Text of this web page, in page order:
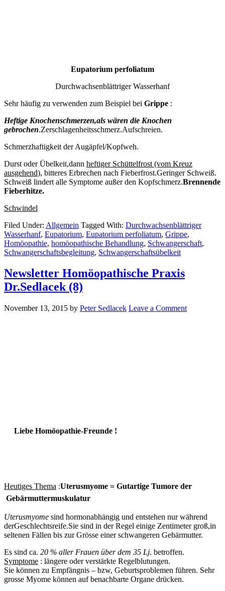
Eupatorium perfoliatum
Durchwachsenblättriger Wasserhanf
Sehr häufig zu verwenden zum Beispiel bei Grippe :
Heftige Knochenschmerzen,als wären die Knochen
gebrochen.Zerschlagenheitsschmerz.Aufschreien.
Schmerzhaftigkeit der Augäpfel/Kopfweh.
Durst oder Übelkeit,dann heftiger Schüttelfrost (vom Kreuz
ausgehend), bitteres Erbrechen nach Fieberfrost.Geringer Schweiß.
Schweiß lindert alle Symptome außer den Kopfschmerz.Brennende
Fieberhitze.
Schwindel
Filed Under: Allgemein Tagged With: Durchwachsenblättriger
Wasserhanf, Eupatorium, Eupatorium perfoliatum, Grippe,
Homöopathie, homöopathische Behandlung, Schwangerschaft,
Schwangerschaftsbegleitung, Schwangerschaftsübelkeit
Newsletter Homöopathische Praxis
Dr.Sedlacek (8)
November 13, 2015 by Peter Sedlacek Leave a Comment
Liebe Homöopathie-Freunde !
Heutiges Thema :Uterusmyome = Gutartige Tumore der
Gebärmuttermuskulatur
Uterusmyome sind hormonabhängig und entstehen nur während
derGeschlechtsreife.Sie sind in der Regel einige Zentimeter groß,in
seltenen Fällen bis zur Grösse einer schwangeren Gebärmutter.
Es sind ca. 20 % aller Frauen über dem 35 Lj. betroffen.
Symptome : längere oder verstärkte Regelblutungen.
Sie können zu Empfängnis – bzw, Geburtsproblemen führen. Sehr
grosse Myome können auf benachbarte Organe drücken.